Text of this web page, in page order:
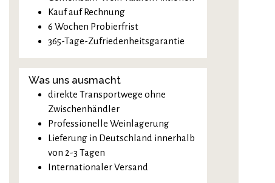
Kauf auf Rechnung
6 Wochen Probierfrist
365-Tage-Zufriedenheitsgarantie
Was uns ausmacht
direkte Transportwege ohne
Zwischenhändler
Professionelle Weinlagerung
Lieferung in Deutschland innerhalb
von 2-3 Tagen
Internationaler Versand